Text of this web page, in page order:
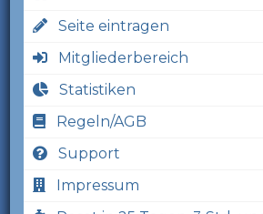
Seite eintragen
Mitgliederbereich
Statistiken
Regeln/AGB
Support
Impressum